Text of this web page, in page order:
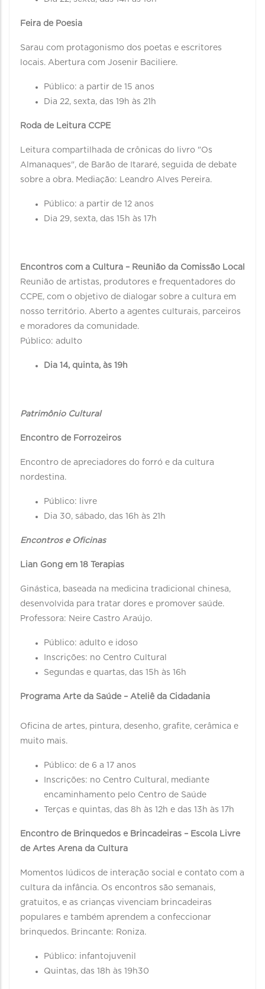
Feira de Poesia
Sarau com protagonismo dos poetas e escritores
locais. Abertura com Josenir Baciliere.
Público: a partir de 15 anos
Dia 22, sexta, das 19h às 21h
Roda de Leitura CCPE
Leitura compartilhada de crônicas do livro "Os
Almanaques", de Barão de Itararé, seguida de debate
sobre a obra. Mediação: Leandro Alves Pereira.
Público: a partir de 12 anos
Dia 29, sexta, das 15h às 17h
Encontros com a Cultura – Reunião da Comissão Local
Reunião de artistas, produtores e frequentadores do
CCPE, com o objetivo de dialogar sobre a cultura em
nosso território. Aberto a agentes culturais, parceiros
e moradores da comunidade.
Público: adulto
Dia 14, quinta, às 19h
Patrimônio Cultural
Encontro de Forrozeiros
Encontro de apreciadores do forró e da cultura
nordestina.
Público: livre
Dia 30, sábado, das 16h às 21h
Encontros e Oficinas
Lian Gong em 18 Terapias
Ginástica, baseada na medicina tradicional chinesa,
desenvolvida para tratar dores e promover saúde.
Professora: Neire Castro Araújo.
Público: adulto e idoso
Inscrições: no Centro Cultural
Segundas e quartas, das 15h às 16h
Programa Arte da Saúde – Ateliê da Cidadania
Oficina de artes, pintura, desenho, grafite, cerâmica e
muito mais.
Público: de 6 a 17 anos
Inscrições: no Centro Cultural, mediante
encaminhamento pelo Centro de Saúde
Terças e quintas, das 8h às 12h e das 13h às 17h
Encontro de Brinquedos e Brincadeiras – Escola Livre
de Artes Arena da Cultura
Momentos lúdicos de interação social e contato com a
cultura da infância. Os encontros são semanais,
gratuitos, e as crianças vivenciam brincadeiras
populares e também aprendem a confeccionar
brinquedos. Brincante: Roniza.
Público: infantojuvenil
Quintas, das 18h às 19h30